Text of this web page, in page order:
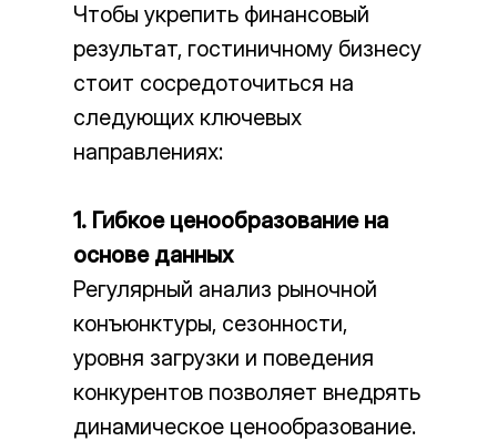
Чтобы укрепить финансовый
результат, гостиничному бизнесу
стоит сосредоточиться на
следующих ключевых
направлениях:
1. Гибкое ценообразование на
основе данных
Регулярный анализ рыночной
конъюнктуры, сезонности,
уровня загрузки и поведения
конкурентов позволяет внедрять
динамическое ценообразование.